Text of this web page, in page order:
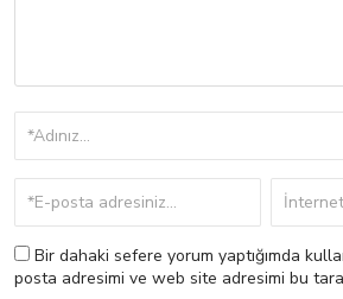
Bir dahaki sefere yorum yaptığımda
posta adresimi ve web site adresimi bu